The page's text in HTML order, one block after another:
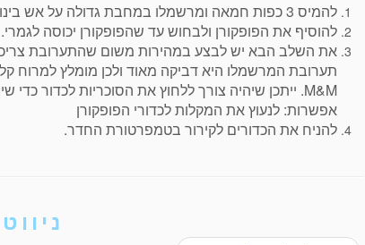
להמיס 3 כפות חמאה ומרשמלו במחבת גדולה על אש בינונית. לבחוש את התערובת עד שתתקבל תערובת חלקה. להוריד מהאש.
להוסיף את הפופקורן ולבחוש עד שהפופקורן יכוסה לגמרי.
את השלב הבא יש לבצע במהירות משום שהתערובת
תערובת המרשמלו היא דביקה מאוד ולכן מומלץ למרוח
M&M. ייתכן שיהיה צורך ללחוץ את הסוכריות לכדור כדי שיתייצבו.
אפשרות: לנעוץ את המקלות לכדורי הפופקורן
להניח את הכדורים לקירור בטמפרטורת החדר.